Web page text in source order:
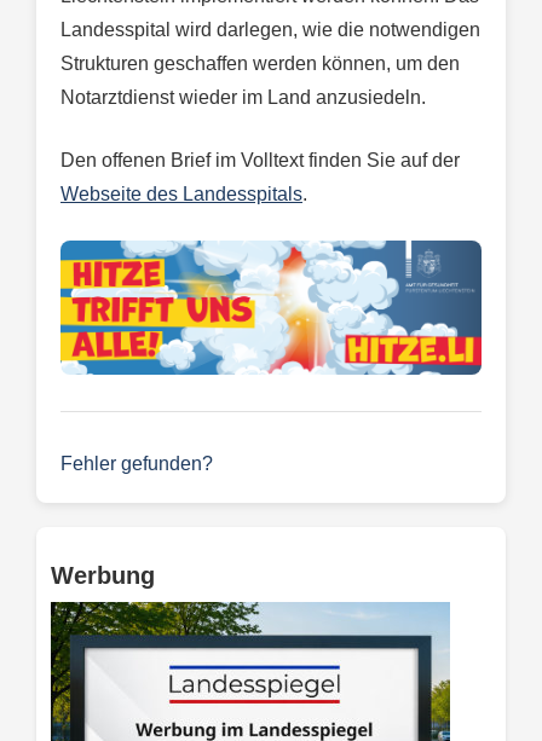
Landesspital wird darlegen, wie die notwendigen
Strukturen geschaffen werden können, um den
Notarztdienst wieder im Land anzusiedeln.
Den offenen Brief im Volltext finden Sie auf der
Webseite des Landesspitals.
Fehler gefunden?
Werbung